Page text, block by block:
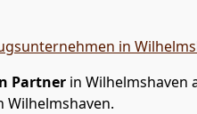
in
Partner in Wilhelmshaven